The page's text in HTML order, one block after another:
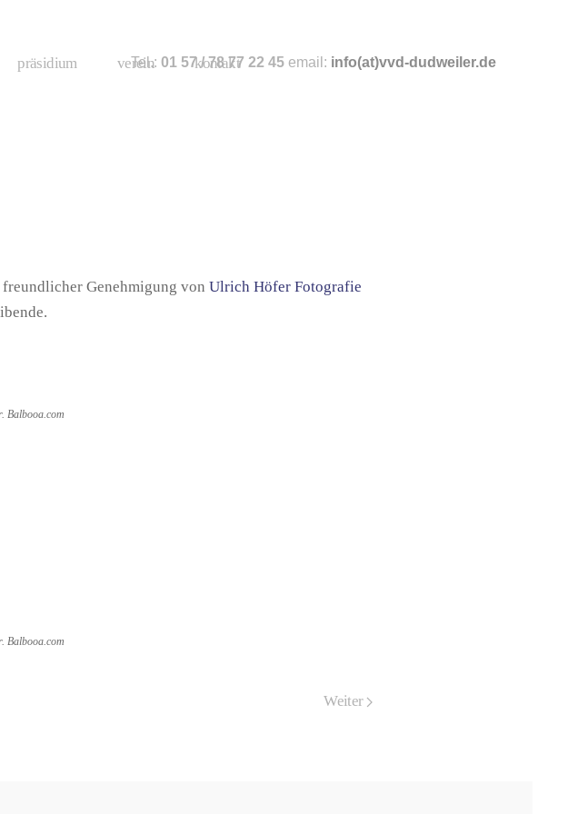
präsidium verein kontakt
Tel.: 01 57 / 78 77 22 45 email: info(at)vvd-dudweiler.de
Genehmigung von Ulrich Höfer Fotografie
Balbooa.com
Balbooa.com
Weiter